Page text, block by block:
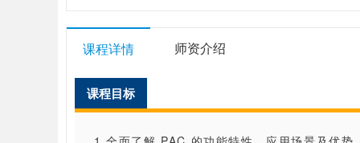
课程详情 师资介绍
课程目标